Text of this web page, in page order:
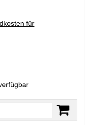
für